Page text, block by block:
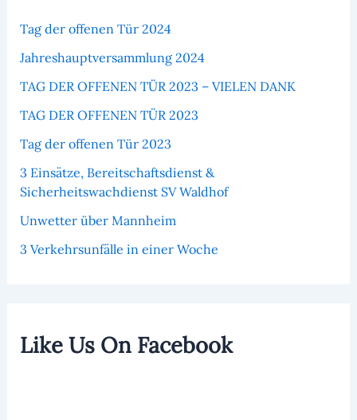
Tag der offenen Tür 2024
Jahreshauptversammlung 2024
TAG DER OFFENEN TÜR 2023 – VIELEN DANK
TAG DER OFFENEN TÜR 2023
Tag der offenen Tür 2023
3 Einsätze, Bereitschaftsdienst &
Sicherheitswachdienst SV Waldhof
Unwetter über Mannheim
3 Verkehrsunfälle in einer Woche
Like Us On Facebook